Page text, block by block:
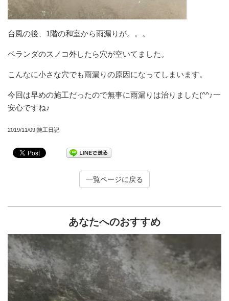
台風の後、1階の和室から雨漏りが。。。
ベランダのスノコ外したら穴が空いてました。
こんなに小さな穴でも雨漏りの原因になってしまいます。
今回は早めの施工だったので無事に雨漏りは治りました(^^♪一
安心ですね♪
2019/11/09|施工日記
一覧ページに戻る
あなたへのおすすめ